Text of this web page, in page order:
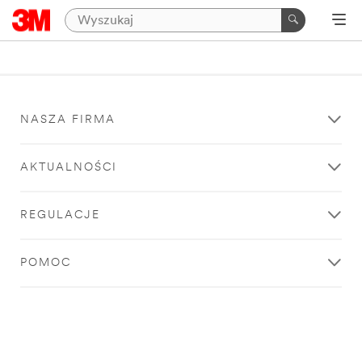
NASZA FIRMA
AKTUALNOŚCI
REGULACJE
POMOC